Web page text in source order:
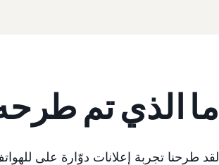
ما الذي تم
لقد طرحنا تجربة إعلانات دوّارة على